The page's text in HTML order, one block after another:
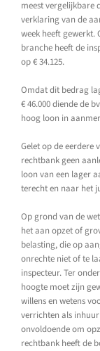
meest vergelijkbare
verklaring van de
week heeft gewerkt.
branche heeft de
op € 34.125.
Omdat dit bedrag
€ 46.000 diende de
hoog loon in
Gelet op de eerdere
rechtbank geen
loon van een lager
terecht en naar het
Op grond van de
het aan opzet of
belasting, die op
onrechte niet of te
inspecteur. Ter
hoogte moet zijn
willens en wetens
verrichten als
onvoldoende om
rechtbank heeft de